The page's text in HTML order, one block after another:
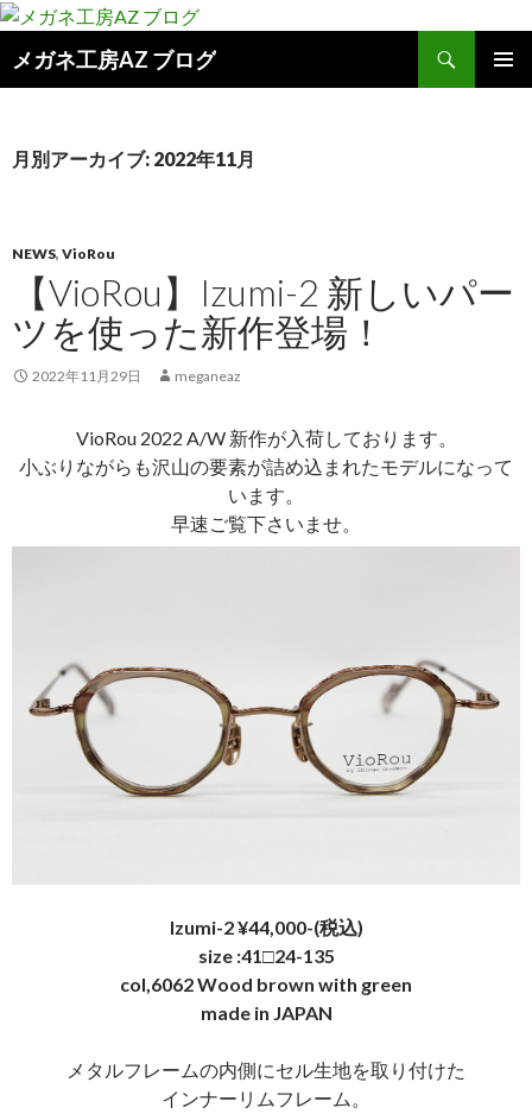
メガネ工房AZ ブログ
索
ン
キ
月別アーカイブ: 2022年11月
NEWS, VioRou
【VioRou】Izumi-2 新しいパー
ツを使った新作登場！
2022年11月29日 meganeaz
VioRou 2022 A/W 新作が入荷しております。
小ぶりながらも沢山の要素が詰め込まれたモデルになって
います。
早速ご覧下さいませ。
Izumi-2 ¥44,000-(税込)
size :41□24-135
col,6062 Wood brown with green
made in JAPAN
メタルフレームの内側にセル生地を取り付けた
インナーリムフレーム。